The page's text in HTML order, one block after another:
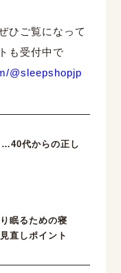
ひご覧になって
も受付中で
@sleepshopjp
…40代からの正し
眠るための寝
直しポイント